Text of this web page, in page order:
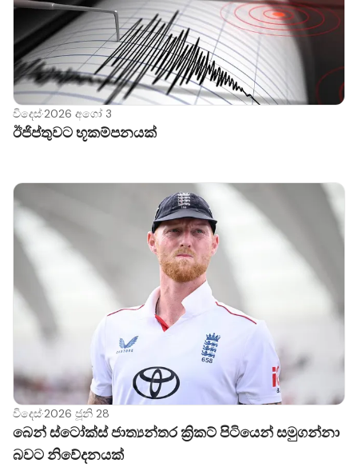
විදෙස්·2026 අගෝ 3
ඊජිප්තුවට භූකම්පනයක්
විදෙස්·2026 ජූනි 28
බෙන් ස්ටෝක්ස් ජාත්‍යන්තර ක්‍රිකට් පිටියෙන් සමුගන්නා
බවට නිවේදනයක්